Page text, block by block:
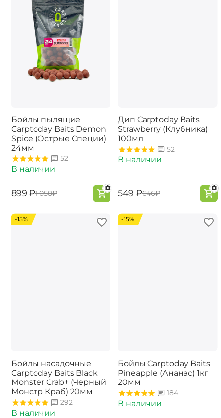
Бойлы пылящие
Carptoday Baits Demon
Spice (Острые Специи)
24мм
52
В наличии
‍899‍ ₽‍1 058‍₽
Дип Carptoday Baits
Strawberry (Клубника)
100мл
52
В наличии
‍549‍ ₽‍646‍₽
-15%
Бойлы насадочные
Carptoday Baits Black
Monster Crab+ (Черный
Монстр Краб) 20мм
292
В наличии
-15%
Бойлы Carptoday Baits
Pineapple (Ананас) 1кг
20мм
184
В наличии